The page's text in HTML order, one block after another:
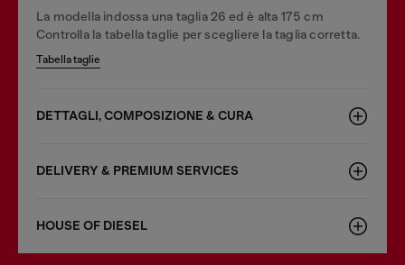
La modella indossa una taglia 26 ed è alta 175 cm
Controlla la tabella taglie per scegliere la taglia corretta.
Tabella taglie
DETTAGLI, COMPOSIZIONE & CURA
DELIVERY & PREMIUM SERVICES
HOUSE OF DIESEL